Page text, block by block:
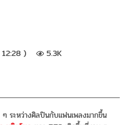
)
5.3K
ๆ ระหว่างศิลปินกับแฟนเพลงมากขึ้น